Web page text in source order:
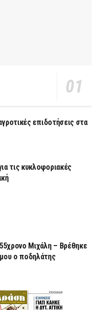
επιδοτήσεις στα
τις κυκλοφοριακές
Μιχάλη – Βρέθηκε
ο ποδηλάτης